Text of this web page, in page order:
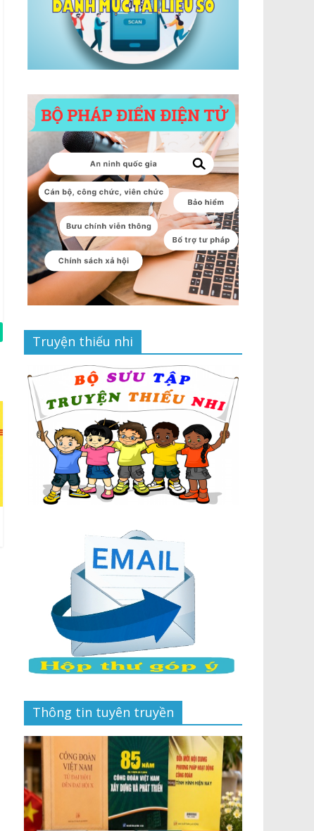
Truyện thiếu nhi
Thông tin tuyên truyền